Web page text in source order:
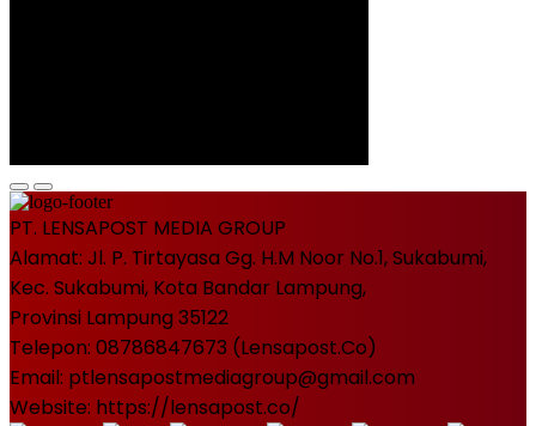
PT. LENSAPOST MEDIA GROUP
Alamat: Jl. P. Tirtayasa Gg. H.M Noor No.1, Sukabumi,
Kec. Sukabumi, Kota Bandar Lampung,
Provinsi Lampung 35122
Telepon: 08786847673 (Lensapost.Co)
Email: ptlensapostmediagroup@gmail.com
Website: https://lensapost.co/